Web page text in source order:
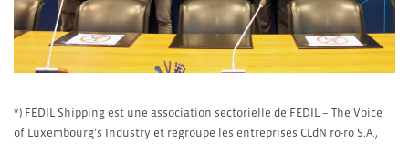
*) FEDIL Shipping est une association sectorielle de FEDIL – The Voice
of Luxembourg’s Industry et regroupe les entreprises CLdN ro-ro S.A.,